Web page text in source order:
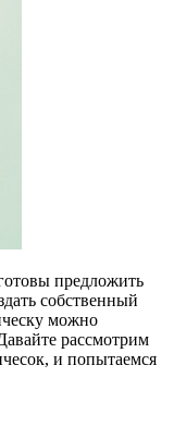
предложить
собственный
можно
рассмотрим
и попытаемся